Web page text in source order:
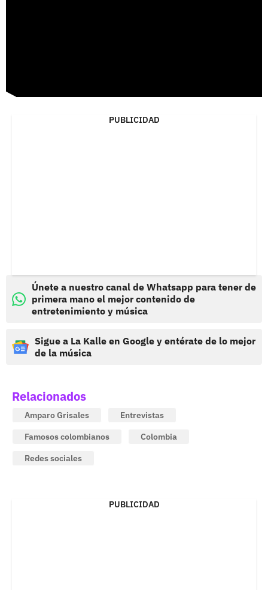
PUBLICIDAD
Únete a nuestro canal de Whatsapp para tener de
primera mano el mejor contenido de
entretenimiento y música
Sigue a La Kalle en Google y entérate de lo mejor
de la música
Relacionados
Amparo Grisales
Entrevistas
Famosos colombianos
Colombia
Redes sociales
PUBLICIDAD